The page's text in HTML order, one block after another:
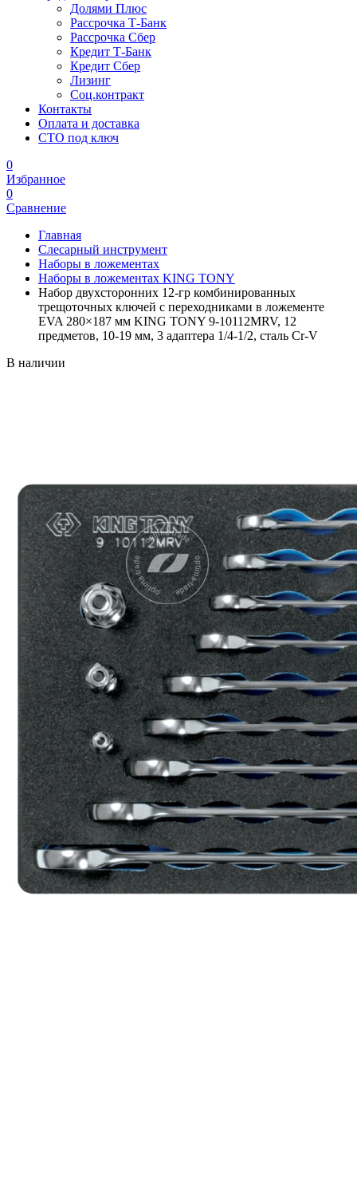
Долями Плюс
Рассрочка Т-Банк
Рассрочка Сбер
Кредит Т-Банк
Кредит Сбер
Лизинг
Соц.контракт
Контакты
Оплата и доставка
СТО под ключ
0
Избранное
0
Сравнение
Главная
Слесарный инструмент
Наборы в ложементах
Наборы в ложементах KING TONY
Набор двухсторонних 12-гр комбинированных
трещоточных ключей с переходниками в ложементе
EVA 280×187 мм KING TONY 9-10112MRV, 12
предметов, 10-19 мм, 3 адаптера 1/4-1/2, сталь Cr-V
В наличии